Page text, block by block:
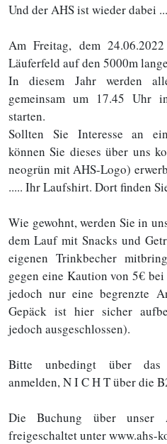
Und der AHS ist wieder dabei
Am Freitag, dem
Läuferfeld auf den 5000m
In diesem Jahr werden
gemeinsam um 17.45 Uhr
starten.
Sollten Sie Interesse an
können Sie dieses über uns
neogrün mit AHS-Logo)
..... Ihr Laufshirt. Dort finden
Wie gewohnt, werden Sie in
dem Lauf mit Snacks und
eigenen Trinkbecher
gegen eine Kaution von 5€
jedoch nur eine begrenzte
Gepäck ist hier sicher
jedoch ausgeschlossen).
Bitte unbedingt über das
anmelden, N I C H T über die
Die Buchung über unser
freigeschaltet unter www.ahs-